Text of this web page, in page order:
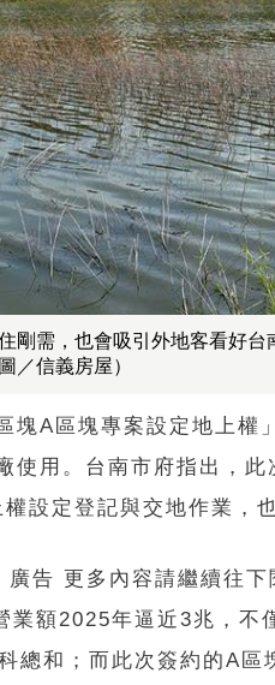
剛需，也會吸引外地客看好
／信義房屋）
塊A區塊專案設定地上權
使用。台南市府指出，
設定登記與交地作業，
廣告 更多內容請繼續往下
額2025年逼近3兆，不
總和；而此次簽約的A